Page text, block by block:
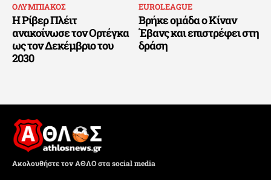
ΟΛΥΜΠΙΑΚΟΣ
Η Ρίβερ Πλέιτ
ανακοίνωσε τον Ορτέγκα
ως τον Δεκέμβριο του
2030
EUROLEAGUE
Βρήκε ομάδα ο Κίναν
Έβανς και επιστρέφει στη
δράση
Ακολουθήστε τον ΑΘΛΟ στα social media